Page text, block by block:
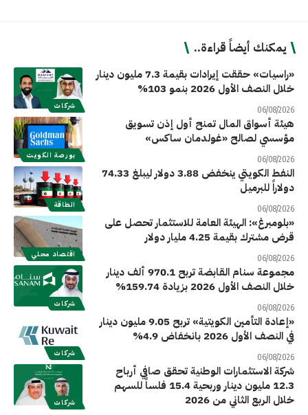
يمكنك أيضاً قراءة..
شركات
«راسيات» حققت إيرادات بقيمة 7.3 مليون دينار
خلال النصف الأول 2026 بنمو 103%
06/08/2026
بورصة الكويت
هيئة أسواق المال تمنح أول إذن تسويق
مؤسسي لصالح «غولدمان ساكس»
06/08/2026
الطاقة
النفط الكويتي ينخفض 3.88 دولار ليبلغ 74.33
دولاراً للبرميل
06/08/2026
اقتصاد محلي
«بلومبرغ»: الهيئة العامة للاستثمار تحصل على
قرض مشترك بقيمة 4.25 مليار دولار
06/08/2026
شركات
مجموعة سنام القابضة تربح 970.1 ألف دينار
خلال النصف الأول 2026 بزيادة 159.74%
06/08/2026
شركات
«إعادة التأمين الكويتية» تربح 9.05 مليون دينار
في النصف الأول 2026 بانخفاض 4.9%
06/08/2026
شركات
شركة الاستثمارات الوطنية تحقق صافي أرباح
12.3 مليون دينار وربحية 15.4 فلساً للسهم
خلال الربع الثاني من 2026